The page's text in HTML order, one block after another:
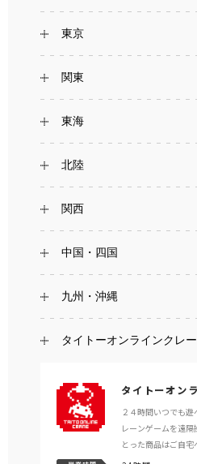
東京
関東
東海
北陸
関西
中国・四国
九州・沖縄
タイトーオンラインクレ
タイトーオン
２４時間いつでも遊
レーンゲームを遠隔
とった商品はご自宅